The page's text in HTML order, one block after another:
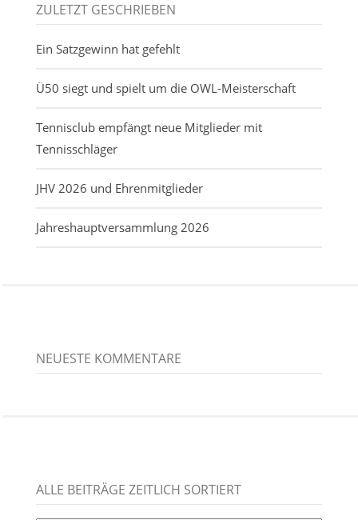
ZULETZT GESCHRIEBEN
Ein Satzgewinn hat gefehlt
Ü50 siegt und spielt um die OWL-Meisterschaft
Tennisclub empfängt neue Mitglieder mit
Tennisschläger
JHV 2026 und Ehrenmitglieder
Jahreshauptversammlung 2026
NEUESTE KOMMENTARE
ALLE BEITRÄGE ZEITLICH SORTIERT
alle